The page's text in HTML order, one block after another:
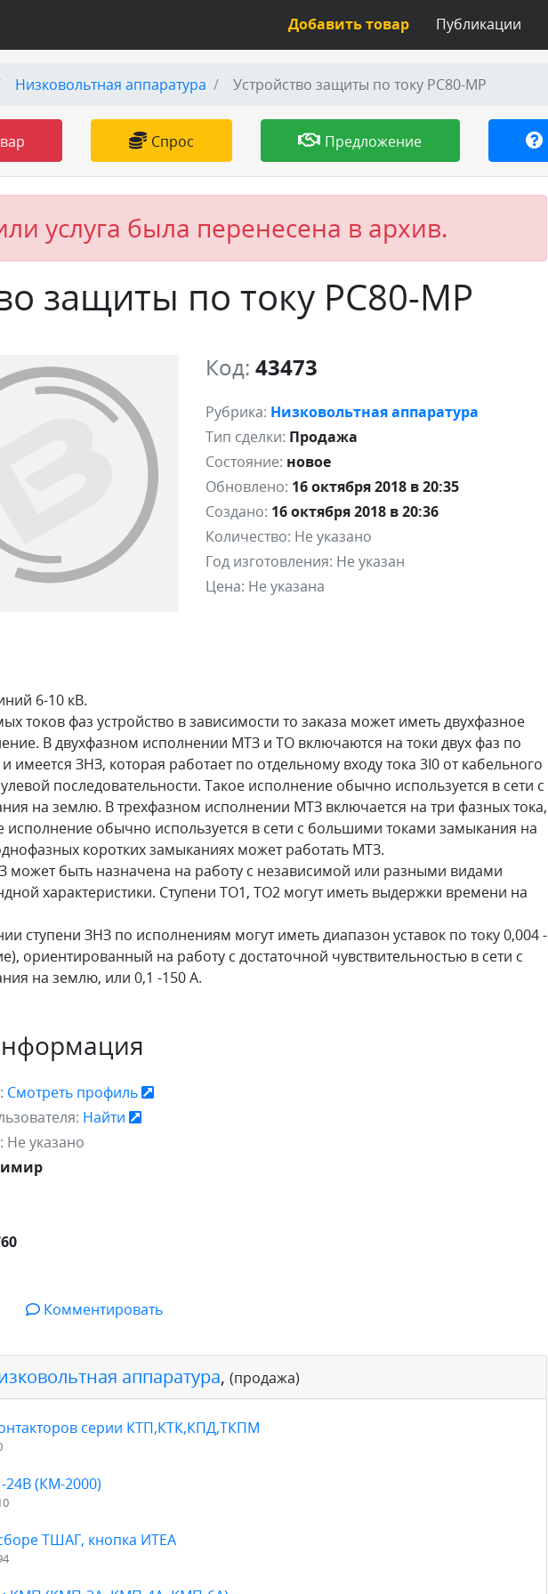
Публикации
Добавить товар
Низковольтная аппаратура Устройство защиты по току РС80-МР
Спрос Предложение
услуга была перенесена в архив.
защиты по току РС80-МР
Код: 43473
Рубрика: Низковольтная аппаратура
Тип сделки: Продажа
Состояние: новое
Обновлено: 16 октября 2018 в 20:35
Создано: 16 октября 2018 в 20:36
Количество: Не указано
Год изготовления: Не указан
Цена: Не указана
6-10 кВ.
токов фаз устройство в зависимости то заказа может иметь двухфазное
В двухфазном исполнении МТЗ и ТО включаются на токи двух фаз по
имеется ЗНЗ, которая работает по отдельному входу тока 3I0 от кабельного
последовательности. Такое исполнение обычно используется в сети с
на землю. В трехфазном исполнении МТЗ включается на три фазных тока,
исполнение обычно используется в сети с большими токами замыкания на
коротких замыканиях может работать МТЗ.
может быть назначена на работу с независимой или разными видами
характеристики. Ступени ТО1, ТО2 могут иметь выдержки времени на
ступени ЗНЗ по исполнениям могут иметь диапазон уставок по току 0,004 -
ориентированный на работу с достаточной чувствительностью в сети с
на землю, или 0,1 -150 А.
Смотреть профиль
Найти
Не указано
Комментировать
аппаратура, (продажа)
серии КТП,КТК,КПД,ТКПМ
24В (КМ-2000)
ТШАГ, кнопка ИТЕА